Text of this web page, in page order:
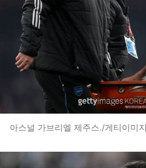
아스널 가브리엘 제주스./게티이미